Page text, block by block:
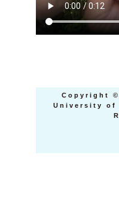
Copyright ©
University of